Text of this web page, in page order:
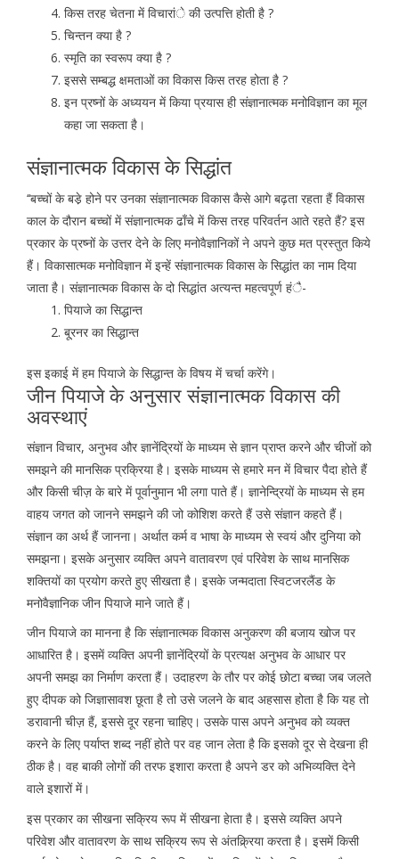
किस तरह चेतना में विचारांे की उत्पत्ति होती है ?
चिन्तन क्या है ?
स्मृति का स्वरूप क्या है ?
इससे सम्बद्ध क्षमताओं का विकास किस तरह होता है ?
इन प्रष्नों के अध्ययन में किया प्रयास ही संज्ञानात्मक मनोविज्ञान का मूल
कहा जा सकता है।
संज्ञानात्मक विकास के सिद्धांत
‘‘बच्चों के बडे़ होने पर उनका संज्ञानात्मक विकास कैसे आगे बढ़ता रहता हैं विकास
काल के दौरान बच्चों में संज्ञानात्मक ढाँचे में किस तरह परिवर्तन आते रहते हैं? इस
प्रकार के प्रष्नों के उत्तर देने के लिए मनोवैज्ञानिकों ने अपने कुछ मत प्रस्तुत किये
हैं। विकासात्मक मनोविज्ञान में इन्हें संज्ञानात्मक विकास के सिद्धांत का नाम दिया
जाता है। संज्ञानात्मक विकास के दो सिद्धांत अत्यन्त महत्वपूर्ण हंै-
पियाजे का सिद्धान्त
बू्रनर का सिद्धान्त
इस इकाई में हम पियाजे के सिद्धान्त के विषय में चर्चा करेंगे।
जीन पियाजे के अनुसार संज्ञानात्मक विकास की
अवस्थाएं
संज्ञान विचार, अनुभव और ज्ञानेंद्रियों के माध्यम से ज्ञान प्राप्त करने और चीजों को
समझने की मानसिक प्रक्रिया है। इसके माध्यम से हमारे मन में विचार पैदा होते हैं
और किसी चीज़ के बारे में पूर्वानुमान भी लगा पाते हैं। ज्ञानेन्द्रियों के माध्यम से हम
वाहय जगत को जानने समझने की जो कोशिश करते हैं उसे संज्ञान कहते हैं।
संज्ञान का अर्थ हैं जानना। अर्थात कर्म व भाषा के माध्यम से स्वयं और दुनिया को
समझना। इसके अनुसार व्यक्ति अपने वातावरण एवं परिवेश के साथ मानसिक
शक्तियों का प्रयोग करते हुए सीखता है। इसके जन्मदाता स्विटजरलैंड के
मनोवैज्ञानिक जीन पियाजे माने जाते हैं।
जीन पियाजे का मानना है कि संज्ञानात्मक विकास अनुकरण की बजाय खोज पर
आधारित है। इसमें व्यक्ति अपनी ज्ञानेंद्रियों के प्रत्यक्ष अनुभव के आधार पर
अपनी समझ का निर्माण करता हैं। उदाहरण के तौर पर कोई छोटा बच्चा जब जलते
हुए दीपक को जिज्ञासावश छूता है तो उसे जलने के बाद अहसास होता है कि यह तो
डरावानी चीज़ हैं, इससे दूर रहना चाहिए। उसके पास अपने अनुभव को व्यक्त
करने के लिए पर्याप्त शब्द नहीं होते पर वह जान लेता है कि इसको दूर से देखना ही
ठीक है। वह बाकी लोगों की तरफ इशारा करता है अपने डर को अभिव्यक्ति देने
वाले इशारों में।
इस प्रकार का सीखना सक्रिय रूप में सीखना हेाता है। इससे व्यक्ति अपने
परिवेश और वातावरण के साथ सक्रिय रूप से अंतक्र्रिया करता है। इसमें किसी